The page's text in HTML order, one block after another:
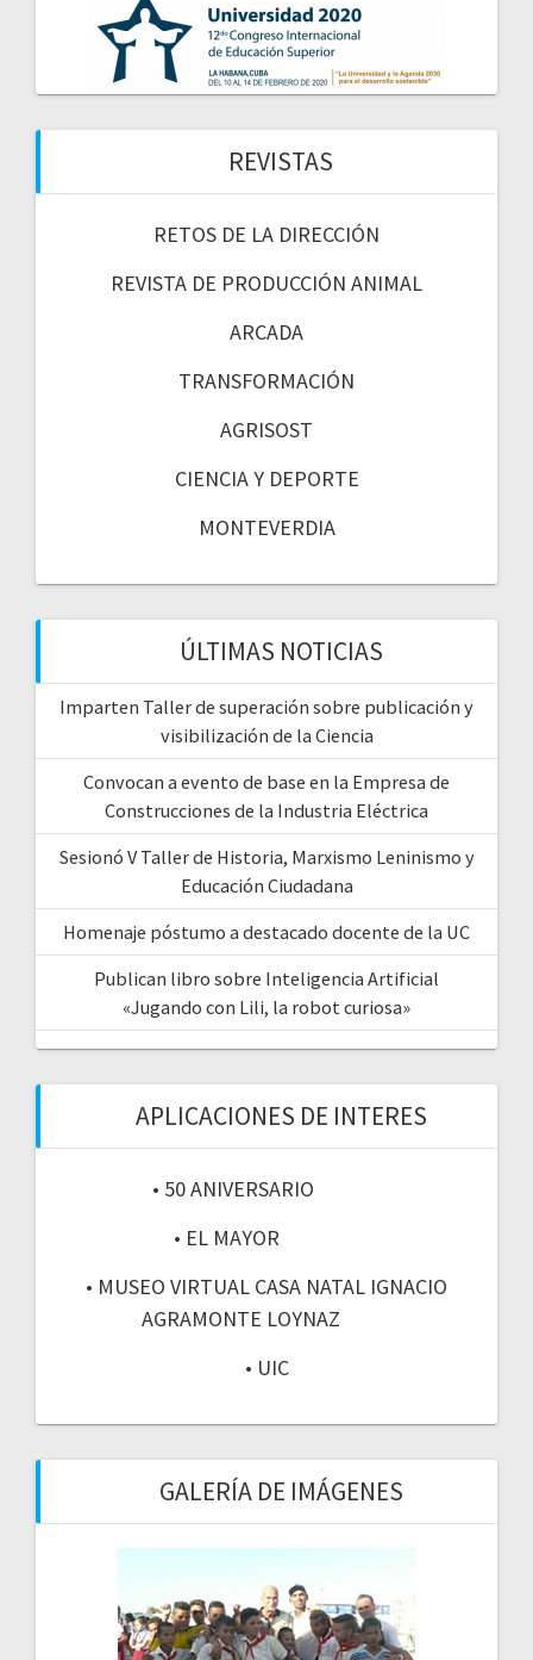
REVISTAS
RETOS DE LA DIRECCIÓN
REVISTA DE PRODUCCIÓN ANIMAL
ARCADA
TRANSFORMACIÓN
AGRISOST
CIENCIA Y DEPORTE
MONTEVERDIA
ÚLTIMAS NOTICIAS
Imparten Taller de superación sobre publicación y
visibilización de la Ciencia
Convocan a evento de base en la Empresa de
Construcciones de la Industria Eléctrica
Sesionó V Taller de Historia, Marxismo Leninismo y
Educación Ciudadana
Homenaje póstumo a destacado docente de la UC
Publican libro sobre Inteligencia Artificial
«Jugando con Lili, la robot curiosa»
APLICACIONES DE INTERES
• 50 ANIVERSARIO
• EL MAYOR
• MUSEO VIRTUAL CASA NATAL IGNACIO
AGRAMONTE LOYNAZ
• UIC
GALERÍA DE IMÁGENES